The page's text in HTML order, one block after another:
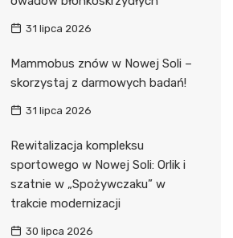
31 lipca 2026
Mammobus znów w Nowej Soli –
skorzystaj z darmowych badań!
31 lipca 2026
Rewitalizacja kompleksu
sportowego w Nowej Soli: Orlik i
szatnie w „Spożywczaku” w
trakcie modernizacji
30 lipca 2026